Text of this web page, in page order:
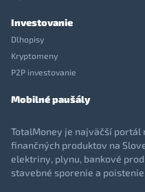
Investovanie
Dlhopisy
Kryptomeny
P2P investovanie
Mobilné paušály
TotalMoney je najväčší
finančných produktov na
elektriny, plynu, bankové
stavebné sporenie a poistenie.